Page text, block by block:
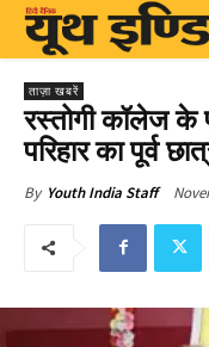
ताज़ा खबरें
रस्तोगी कॉलेज के
परिहार का पूर्व
By Youth India Staff